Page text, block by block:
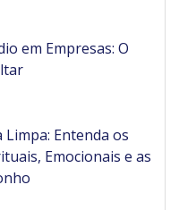
em Empresas: O
Entenda os
Emocionais e as